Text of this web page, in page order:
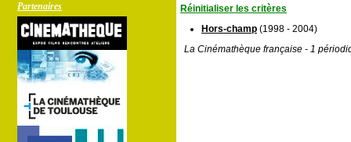
Partenaires
Réinitialiser les critères
Hors-champ (1998 - 2004)
La Cinémathèque française - 1